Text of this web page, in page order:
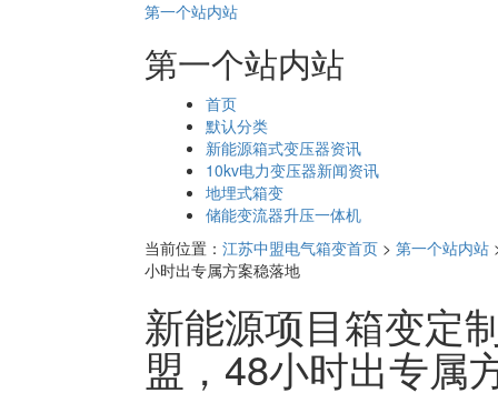
第一个站内站
第一个站内站
首页
默认分类
新能源箱式变压器资讯
10kv电力变压器新闻资讯
地埋式箱变
储能变流器升压一体机
当前位置： 江苏中盟电气箱变首页 > 第一个站内站
小时出专属方案稳落地
新能源项目箱变定
盟，48小时出专属